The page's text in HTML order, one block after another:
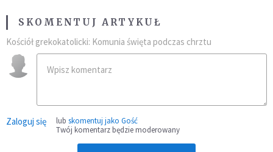
SKOMENTUJ ARTYKUŁ
Kościół grekokatolicki: Komunia święta podczas chrztu
Zaloguj się lub skomentuj jako Gość
Twój komentarz będzie moderowany